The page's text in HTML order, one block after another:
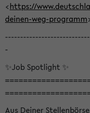
<https://
deinen-weg-programm
-
✨Job Spotlight ✨
Aus Deiner